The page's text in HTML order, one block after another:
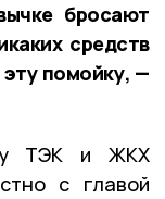
бросают
средств
эту помойку, —
ТЭК и ЖКХ
с главой